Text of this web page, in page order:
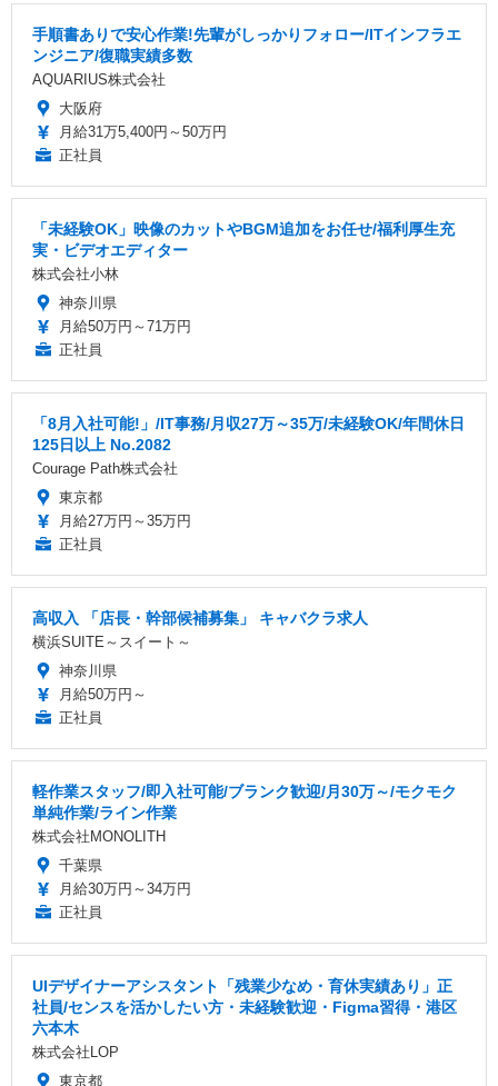
手順書ありで安心作業!先輩がしっかりフォロー/ITインフラエ
ンジニア/復職実績多数
AQUARIUS株式会社
大阪府
月給31万5,400円～50万円
正社員
「未経験OK」映像のカットやBGM追加をお任せ/福利厚生充
実・ビデオエディター
株式会社小林
神奈川県
月給50万円～71万円
正社員
「8月入社可能!」/IT事務/月収27万～35万/未経験OK/年間休日
125日以上 No.2082
Courage Path株式会社
東京都
月給27万円～35万円
正社員
高収入 「店長・幹部候補募集」 キャバクラ求人
横浜SUITE～スイート～
神奈川県
月給50万円～
正社員
軽作業スタッフ/即入社可能/ブランク歓迎/月30万～/モクモク
単純作業/ライン作業
株式会社MONOLITH
千葉県
月給30万円～34万円
正社員
UIデザイナーアシスタント「残業少なめ・育休実績あり」正
社員/センスを活かしたい方・未経験歓迎・Figma習得・港区
六本木
株式会社LOP
東京都